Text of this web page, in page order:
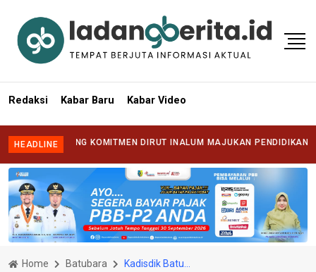
Redaksi Kabar Baru Kabar Video
HEADLINE
DUKUNG KOMITMEN DIRUT INALUM MAJUKAN PENDIDIKAN DAN
Home Batubara